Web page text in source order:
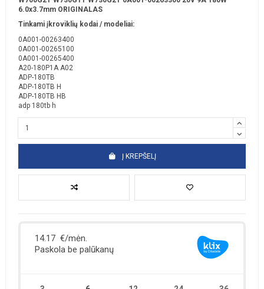
6.0x3.7mm ORIGINALAS
Tinkami įkroviklių kodai / modeliai:
0A001-00263400
0A001-00265100
0A001-00265400
A20-180P1A A02
ADP-180TB
ADP-180TB H
ADP-180TB HB
adp 180tb h
Į KREPŠELĮ